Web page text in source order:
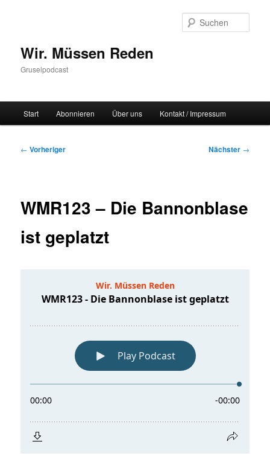
Wir. Müssen Reden
Gruselpodcast
Start Abonnieren Über uns Kontakt / Impressum
Beitragsnavigation
← Vorheriger Nächster →
WMR123 – Die Bannonblase
ist geplatzt